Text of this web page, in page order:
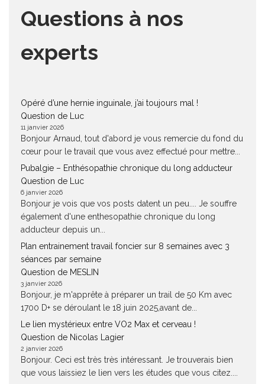
Questions à nos
experts
Opéré d’une hernie inguinale, j’ai toujours mal !
Question de Luc
11 janvier 2026
Bonjour Arnaud, tout d'abord je vous remercie du fond du
cœur pour le travail que vous avez effectué pour mettre...
Pubalgie – Enthésopathie chronique du long adducteur
Question de Luc
6 janvier 2026
Bonjour je vois que vos posts datent un peu.... Je souffre
également d'une enthesopathie chronique du long
adducteur depuis un...
Plan entrainement travail foncier sur 8 semaines avec 3
séances par semaine
Question de MESLIN
3 janvier 2026
Bonjour, je m'apprête à préparer un trail de 50 Km avec
1700 D+ se déroulant le 18 juin 2025,avant de...
Le lien mystérieux entre VO2 Max et cerveau !
Question de Nicolas Lagier
2 janvier 2026
Bonjour. Ceci est très très intéressant. Je trouverais bien
que vous laissiez le lien vers les études que vous citez....